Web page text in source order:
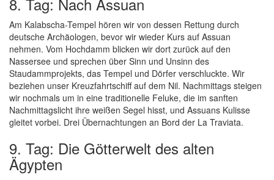
Am Kalabscha-Tempel hören wir von dessen Rettung durch
deutsche Archäologen, bevor wir wieder Kurs auf Assuan
nehmen. Vom Hochdamm blicken wir dort zurück auf den
Nassersee und sprechen über Sinn und Unsinn des
Staudammprojekts, das Tempel und Dörfer verschluckte. Wir
beziehen unser Kreuzfahrtschiff auf dem Nil. Nachmittags steigen
wir nochmals um in eine traditionelle Feluke, die im sanften
Nachmittagslicht ihre weißen Segel hisst, und Assuans Kulisse
gleitet vorbei. Drei Übernachtungen an Bord der La Traviata.
9. Tag: Die Götterwelt des alten
Ägypten